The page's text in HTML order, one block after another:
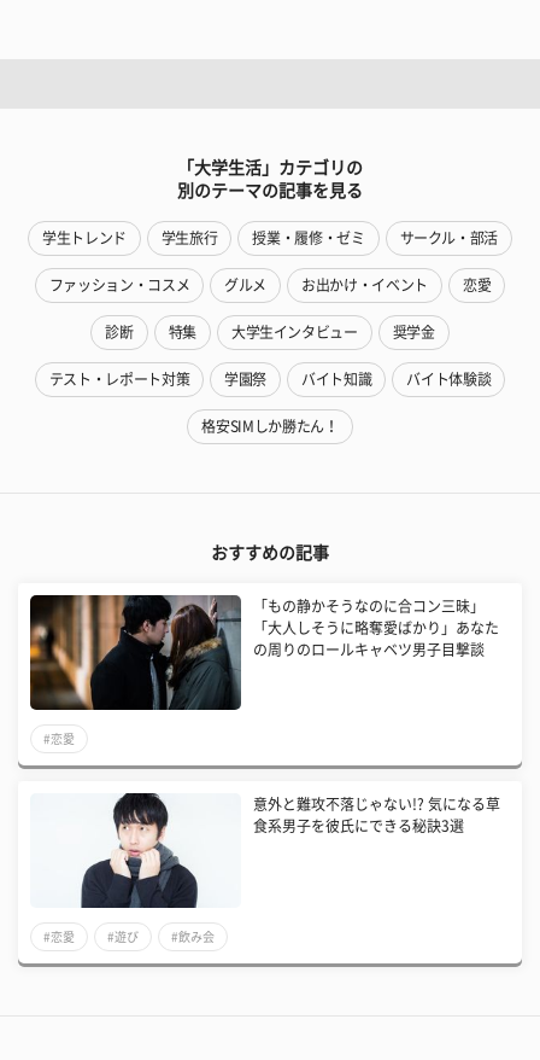
「大学生活」カテゴリの
別のテーマの記事を見る
学生トレンド 学生旅行 授業・履修・ゼミ サークル・部活
ファッション・コスメ グルメ お出かけ・イベント 恋愛
診断 特集 大学生インタビュー 奨学金
テスト・レポート対策 学園祭 バイト知識 バイト体験談
格安SIMしか勝たん！
おすすめの記事
「もの静かそうなのに合コン三昧」
「大人しそうに略奪愛ばかり」あなた
の周りのロールキャベツ男子目撃談
#恋愛
意外と難攻不落じゃない!? 気になる草
食系男子を彼氏にできる秘訣3選
#恋愛 #遊び #飲み会